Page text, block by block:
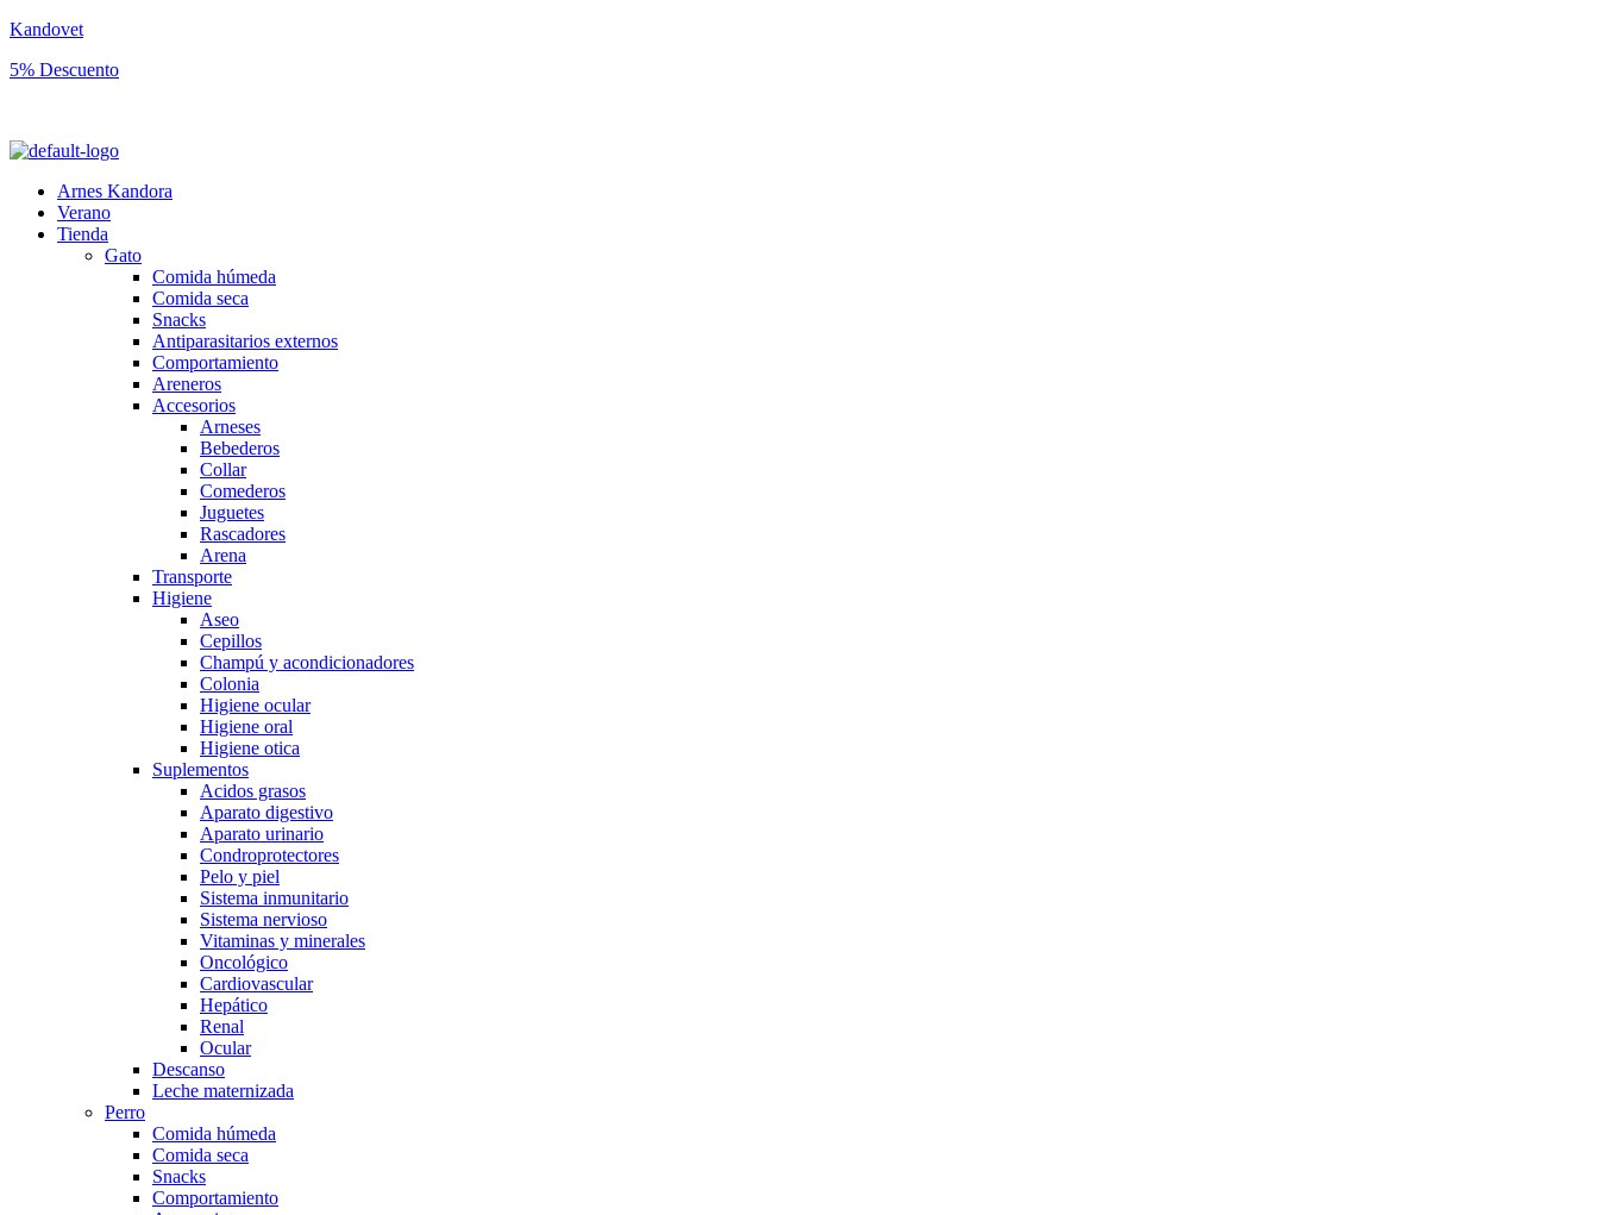
Kandovet
5% Descuento
Arnes Kandora
Verano
Tienda
Gato
Comida húmeda
Comida seca
Snacks
Antiparasitarios externos
Comportamiento
Areneros
Accesorios
Arneses
Bebederos
Collar
Comederos
Juguetes
Rascadores
Arena
Transporte
Higiene
Aseo
Cepillos
Champú y acondicionadores
Colonia
Higiene ocular
Higiene oral
Higiene otica
Suplementos
Acidos grasos
Aparato digestivo
Aparato urinario
Condroprotectores
Pelo y piel
Sistema inmunitario
Sistema nervioso
Vitaminas y minerales
Oncológico
Cardiovascular
Hepático
Renal
Ocular
Descanso
Leche maternizada
Perro
Comida húmeda
Comida seca
Snacks
Comportamiento